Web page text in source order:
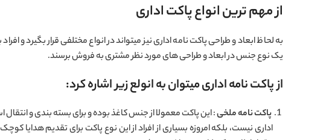
از مهم ترین انواع پاکت اداری
به لحاظ ابعاد و طراحی پاکت نامه اداری نیز میتواند در انواع مختلفی قرار بگیرد و
یک نوع جنس در ابعاد و طراحی های مورد نظر مشتری به فروش برسند.
از پاکت نامه اداری میتوان به انولع زیر اشاره کرد:
پاکت نامه ملخی: این پاکت معمولا از جنس کاغذ بوده و برای بسته بندی و انتقال
اداری نیست، بلکه امروزه بسیاری از افراد از این نوع پاکت برای تقدیم هدایا